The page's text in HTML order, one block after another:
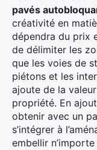
pavés
créativité en
dépendra du prix
de délimiter les
que les voies de
piétons et les
ajoute de la
propriété. En
obtenir avec un
s’intégrer à
embellir